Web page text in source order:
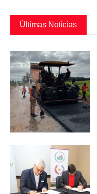
Últimas Noticias